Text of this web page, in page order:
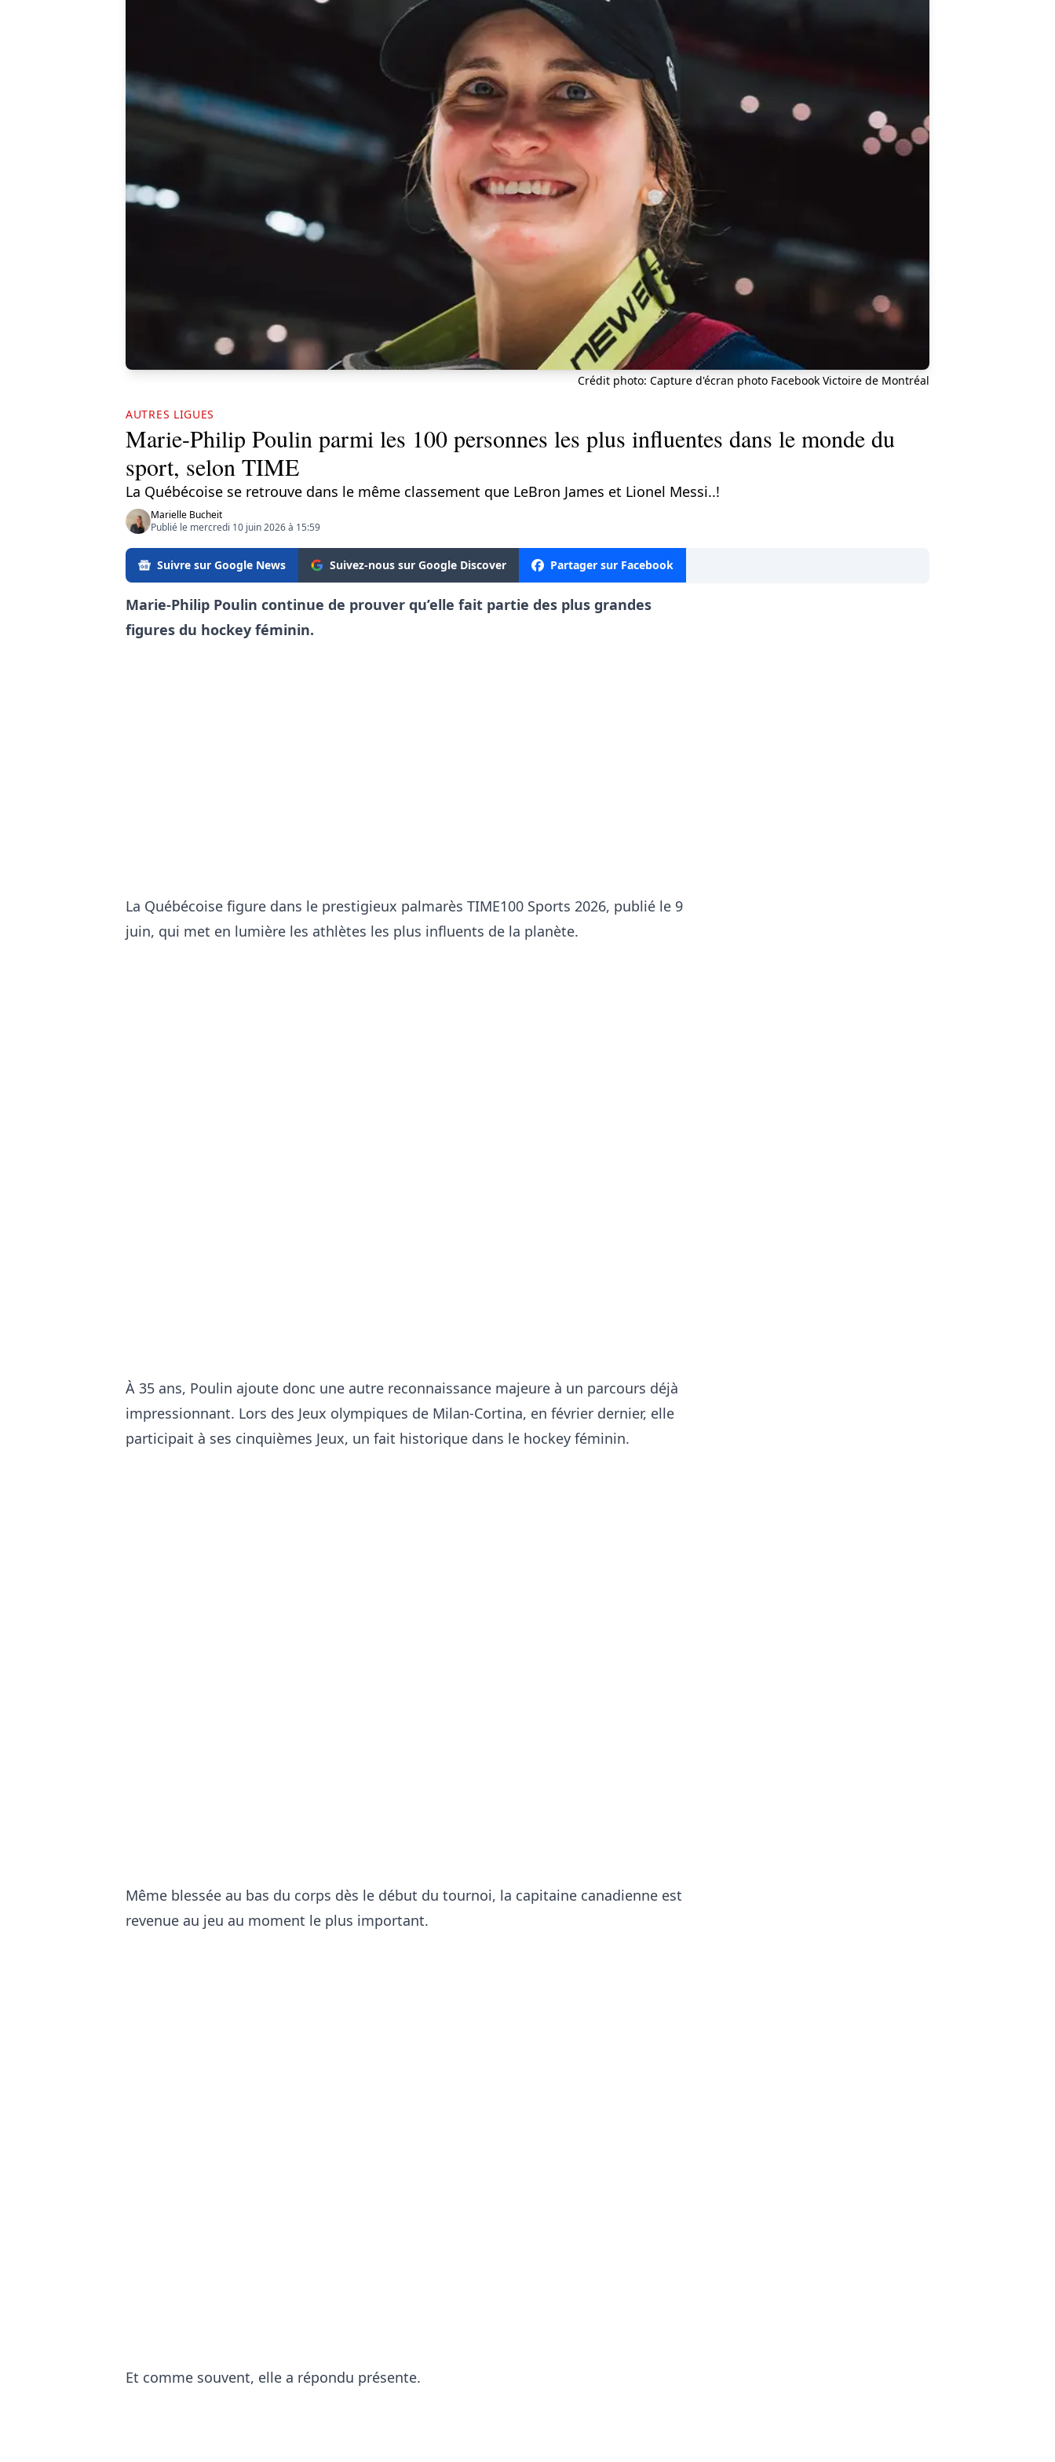
Crédit photo: Capture d'écran photo Facebook Victoire de Montréal
AUTRES LIGUES
Marie-Philip Poulin parmi les 100 personnes les plus influentes dans le monde du
sport, selon TIME
La Québécoise se retrouve dans le même classement que LeBron James et Lionel Messi..!
Marielle Bucheit
Publié le mercredi 10 juin 2026 à 15:59
Suivre sur Google News Suivez-nous sur Google Discover Partager sur Facebook
Marie-Philip Poulin continue de prouver qu’elle fait partie des plus grandes
figures du hockey féminin.
La Québécoise figure dans le prestigieux palmarès TIME100 Sports 2026, publié le 9
juin, qui met en lumière les athlètes les plus influents de la planète.
À 35 ans, Poulin ajoute donc une autre reconnaissance majeure à un parcours déjà
impressionnant. Lors des Jeux olympiques de Milan-Cortina, en février dernier, elle
participait à ses cinquièmes Jeux, un fait historique dans le hockey féminin.
Même blessée au bas du corps dès le début du tournoi, la capitaine canadienne est
revenue au jeu au moment le plus important.
Et comme souvent, elle a répondu présente.